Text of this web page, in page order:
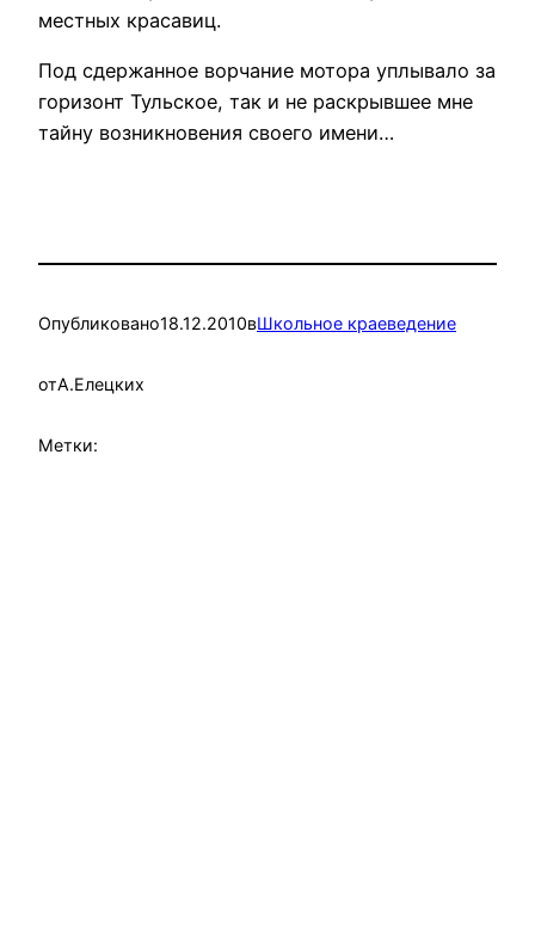
местных красавиц.
Под сдержанное ворчание мотора уплывало за
горизонт Тульское, так и не раскрывшее мне
тайну возникновения своего имени…
Опубликовано18.12.2010вШкольное краеведение
отА.Елецких
Метки: